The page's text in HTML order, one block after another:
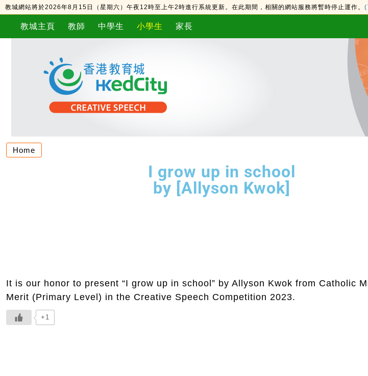
教城網站將於2026年8月15日（星期六）午夜12時至上午2時進行系統更新。在此期間，相關的網站服務將暫時停止運作。 (
教城主頁 教師 中學生 小學生 家長
Home
I grow up in school
by [Allyson Kwok]
It is our honor to present “I grow up in school” by Allyson Kwok from Catholic
Merit (Primary Level) in the Creative Speech Competition 2023.
+1